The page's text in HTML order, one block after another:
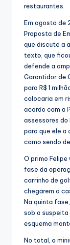
restaurantes.
Em agosto de
Proposta de
que discute a
texto, que
defende a
Garantidor de
para R$ 1
colocaria em
acordo com a
assessores do
para que ele a
como sendo
O primo Felipe
fase da
carrinho de
chegarem a
Na quinta
sob a suspeita
esquema
No total, o